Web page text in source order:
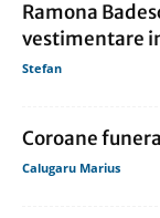
Ramona
vestimentare
Stefan
Coroane
Calugaru Marius